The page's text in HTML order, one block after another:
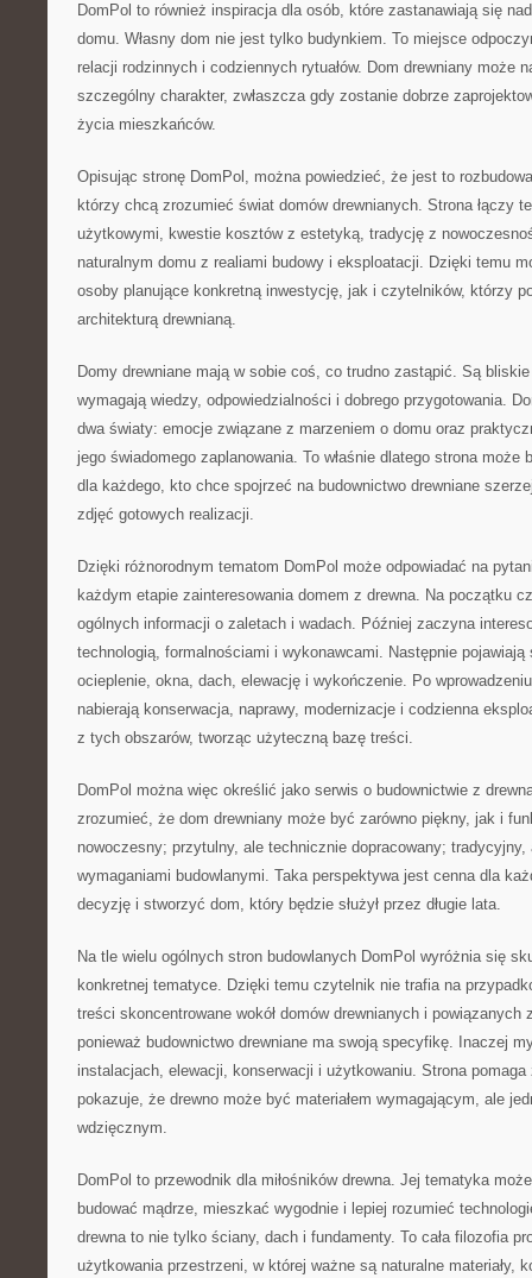
DomPol to również inspiracja dla osób, które zastanawiają się
domu. Własny dom nie jest tylko budynkiem. To miejsce
relacji rodzinnych i codziennych rytuałów. Dom drewniany może
szczególny charakter, zwłaszcza gdy zostanie dobrze
życia mieszkańców.
Opisując stronę DomPol, można powiedzieć, że jest to
którzy chcą zrozumieć świat domów drewnianych. Strona łączy
użytkowymi, kwestie kosztów z estetyką, tradycję z
naturalnym domu z realiami budowy i eksploatacji. Dzięki temu
osoby planujące konkretną inwestycję, jak i czytelników, którzy
architekturą drewnianą.
Domy drewniane mają w sobie coś, co trudno zastąpić. Są
wymagają wiedzy, odpowiedzialności i dobrego przygotowania.
dwa światy: emocje związane z marzeniem o domu oraz
jego świadomego zaplanowania. To właśnie dlatego strona
dla każdego, kto chce spojrzeć na budownictwo drewniane
zdjęć gotowych realizacji.
Dzięki różnorodnym tematom DomPol może odpowiadać na
każdym etapie zainteresowania domem z drewna. Na początku
ogólnych informacji o zaletach i wadach. Później zaczyna
technologią, formalnościami i wykonawcami. Następnie
ocieplenie, okna, dach, elewację i wykończenie. Po
nabierają konserwacja, naprawy, modernizacje i codzienna
z tych obszarów, tworząc użyteczną bazę treści.
DomPol można więc określić jako serwis o budownictwie z
zrozumieć, że dom drewniany może być zarówno piękny, jak i
nowoczesny; przytulny, ale technicznie dopracowany;
wymaganiami budowlanymi. Taka perspektywa jest cenna dla
decyzję i stworzyć dom, który będzie służył przez długie lata.
Na tle wielu ogólnych stron budowlanych DomPol wyróżnia się
konkretnej tematyce. Dzięki temu czytelnik nie trafia na
treści skoncentrowane wokół domów drewnianych i powiązanych
ponieważ budownictwo drewniane ma swoją specyfikę. Inaczej
instalacjach, elewacji, konserwacji i użytkowaniu. Strona pomaga
pokazuje, że drewno może być materiałem wymagającym, ale
wdzięcznym.
DomPol to przewodnik dla miłośników drewna. Jej tematyka
budować mądrze, mieszkać wygodnie i lepiej rozumieć
drewna to nie tylko ściany, dach i fundamenty. To cała filozofia
użytkowania przestrzeni, w której ważne są naturalne materiały,